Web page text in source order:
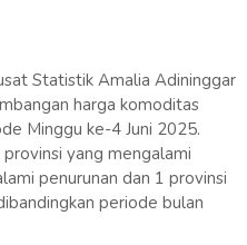
Statistik Amalia Adininggar
harga komoditas
Minggu ke-4 Juni 2025.
yang mengalami
penurunan dan 1 provinsi
periode bulan